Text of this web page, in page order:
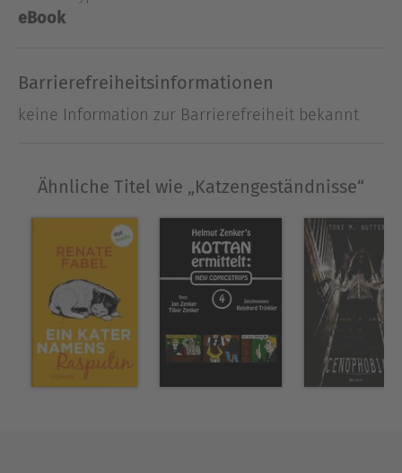
Shaming« – die lustigsten Geständnisse von
Ausblenden
eBook
Barrierefreiheitsinformationen
keine Information zur Barrierefreiheit bekannt
Ähnliche Titel wie „Katzengeständnisse“